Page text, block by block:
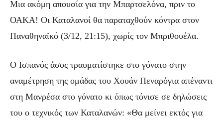
Μια ακόμη απουσία για την Μπαρτσελόνα, πριν το
ΟΑΚΑ! Οι Καταλανοί θα παραταχθούν κόντρα στον
Παναθηναϊκό (3/12, 21:15), χωρίς τον Μπριθουέλα.
Ο Ισπανός άσος τραυματίστηκε στο γόνατο στην
αναμέτρηση της ομάδας του Χουάν Πεναρόγια απέναντι
στη Μανρέσα στο γόνατο κι όπως τόνισε σε δηλώσεις
του ο τεχνικός των Καταλανών: «Θα μείνει εκτός για